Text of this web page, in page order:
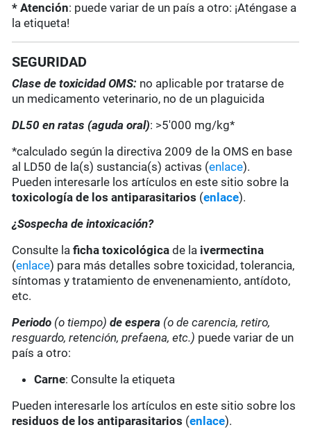
* Atención: puede variar de un país a otro: ¡Aténgase a
la etiqueta!
SEGURIDAD
Clase de toxicidad OMS: no aplicable por tratarse de
un medicamento veterinario, no de un plaguicida
DL50 en ratas (aguda oral): >5'000 mg/kg*
*calculado según la directiva 2009 de la OMS en base
al LD50 de la(s) sustancia(s) activas (enlace).
Pueden interesarle los artículos en este sitio sobre la
toxicología de los antiparasitarios (enlace).
¿Sospecha de intoxicación?
Consulte laficha toxicológica de la ivermectina
(enlace) para más detalles sobre toxicidad, tolerancia,
síntomas y tratamiento de envenenamiento, antídoto,
etc.
Periodo (o tiempo) de espera (o de carencia, retiro,
resguardo, retención, prefaena, etc.) puede variar de un
país a otro:
Carne: Consulte la etiqueta
Pueden interesarle los artículos en este sitio sobre los
residuos de los antiparasitarios (enlace).